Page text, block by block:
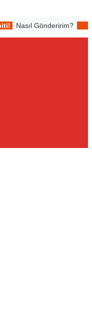
Nasıl Gönderirim?